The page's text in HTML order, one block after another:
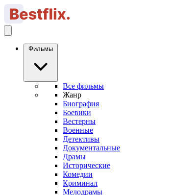
Фильмы
Все фильмы
Жанр
Биография
Боевики
Вестерны
Военные
Детективы
Документальные
Драмы
Исторические
Комедии
Криминал
Мелодрамы